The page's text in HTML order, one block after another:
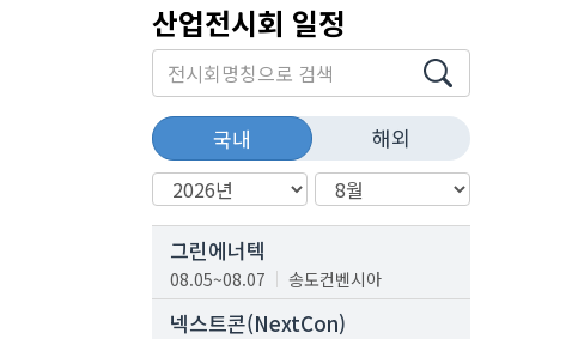
산업전시회 일정
국내 해외
그린에너텍
08.05~08.07 송도컨벤시아
넥스트콘(NextCon)